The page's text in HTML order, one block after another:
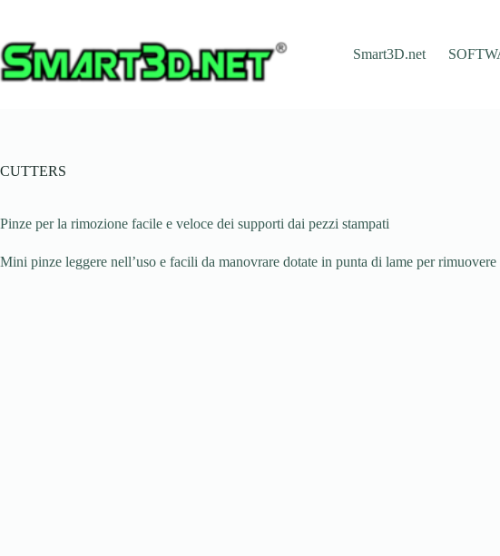
contenuto
Smart3D.net
CUTTERS
Pinze per la rimozione facile e veloce dei supporti dai pezzi stampati
Mini pinze leggere nell’uso e facili da manovrare dotate in punta di lame per